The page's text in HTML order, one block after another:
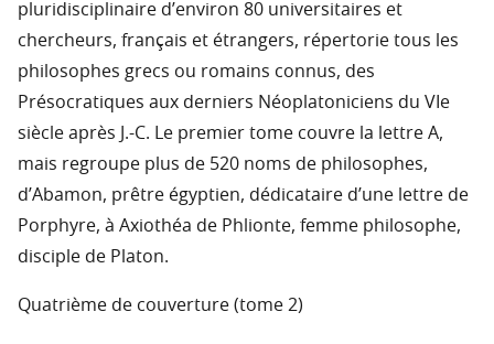
pluridisciplinaire d’environ 80 universitaires et
chercheurs, français et étrangers, répertorie tous les
philosophes grecs ou romains connus, des
Présocratiques aux derniers Néoplatoniciens du VIe
siècle après J.-C. Le premier tome couvre la lettre A,
mais regroupe plus de 520 noms de philosophes,
d’Abamon, prêtre égyptien, dédicataire d’une lettre de
Porphyre, à Axiothéa de Phlionte, femme philosophe,
disciple de Platon.
Quatrième de couverture (tome 2)